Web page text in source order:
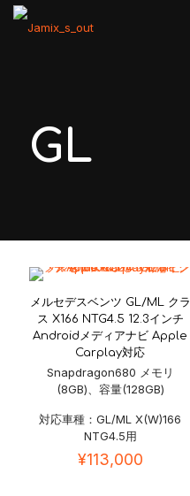
GL
メルセデスベンツ GL/ML クラ
ス X166 NTG4.5 12.3インチ
Androidメディアナビ Apple
Carplay対応
Snapdragon680 メモリ
(8GB)、容量(128GB)
対応車種：GL/ML X(W)166
NTG4.5用
¥113,000